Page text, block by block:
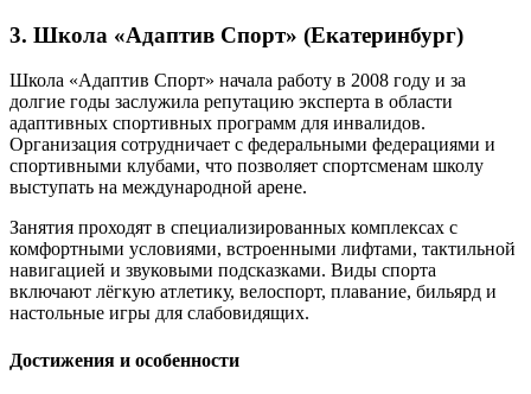
3. Школа «Адаптив Спорт» (Екатеринбург)
Школа «Адаптив Спорт» начала работу в 2008 году и за
долгие годы заслужила репутацию эксперта в области
адаптивных спортивных программ для инвалидов.
Организация сотрудничает с федеральными федерациями и
спортивными клубами, что позволяет спортсменам школу
выступать на международной арене.
Занятия проходят в специализированных комплексах с
комфортными условиями, встроенными лифтами, тактильной
навигацией и звуковыми подсказками. Виды спорта
включают лёгкую атлетику, велоспорт, плавание, бильярд и
настольные игры для слабовидящих.
Достижения и особенности